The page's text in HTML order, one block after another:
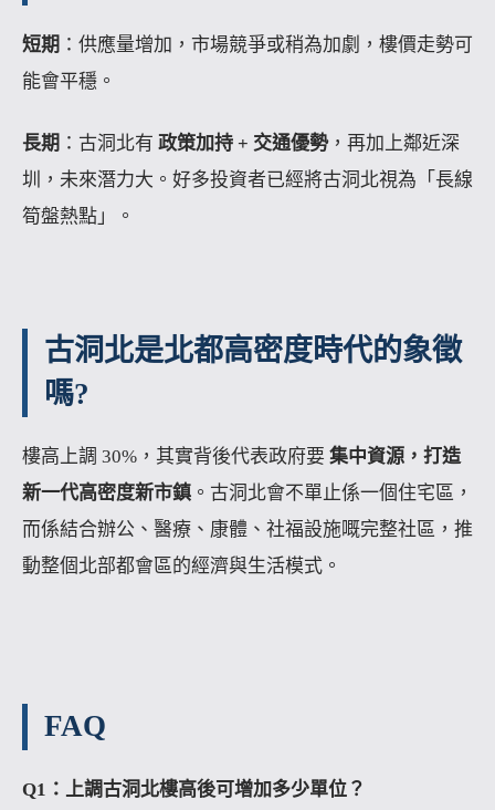
短期 ：供應量增加，市場競爭或稍為加劇，樓價走勢可
能會平穩。
長期 ：古洞北有 政策加持 + 交通優勢，再加上鄰近深
圳，未來潛力大。好多投資者已經將古洞北視為「長線
筍盤熱點」。
古洞北是北都高密度時代的象徵
嗎?
樓高上調 30%，其實背後代表政府要 集中資源，打造
新一代高密度新市鎮 。古洞北會不單止係一個住宅區，
而係結合辦公、醫療、康體、社福設施嘅完整社區，推
動整個北部都會區的經濟與生活模式。
FAQ
Q1：上調古洞北樓高後可增加多少單位？